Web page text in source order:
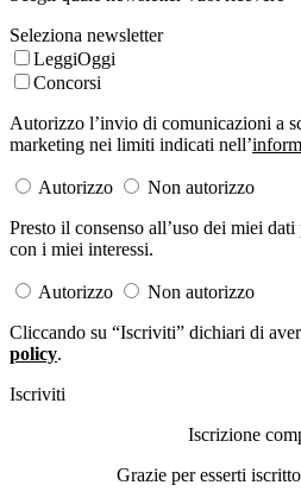
Seleziona newsletter
LeggiOggi
Concorsi
Autorizzo l’invio di comunicazioni a
marketing nei limiti indicati nell’
Autorizzo
Non autorizzo
Presto il consenso all’uso dei miei
con i miei interessi.
Autorizzo
Non autorizzo
Cliccando su “Iscriviti” dichiari di
policy.
Iscriviti
Iscrizione
Grazie per esserti